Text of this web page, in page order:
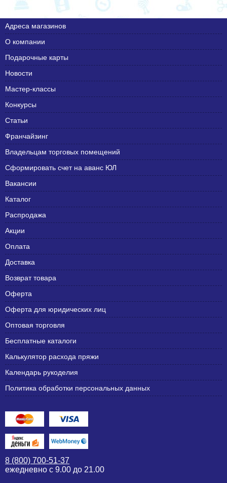
Адреса магазинов
О компании
Подарочные карты
Новости
Мастер-классы
Конкурсы
Статьи
Франчайзинг
Владельцам торговых помещений
Сформировать счет на аванс ЮЛ
Вакансии
Каталог
Распродажа
Акции
Оплата
Доставка
Возврат товара
Оферта
Оферта для юридических лиц
Оптовая торговля
Бесплатные каталоги
Калькулятор расхода пряжи
Календарь рукоделия
Политика обработки персональных данных
8 (800) 700-51-37
ежедневно с 9.00 до 21.00